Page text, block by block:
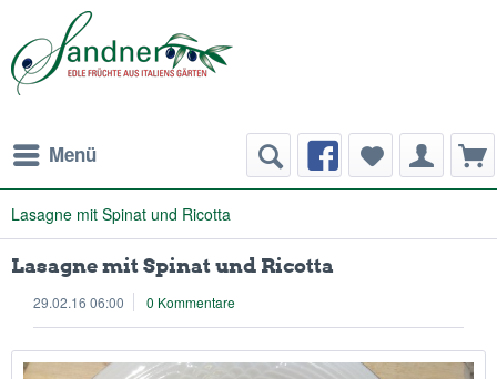
Menü
Lasagne mit Spinat und Ricotta
Lasagne mit Spinat und Ricotta
29.02.16 06:00 0 Kommentare